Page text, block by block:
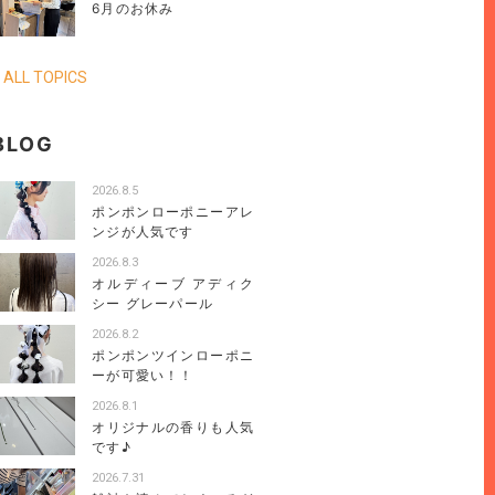
6月のお休み
ALL TOPICS
2026.8.5
ポンポンローポニーアレ
ンジが人気です
2026.8.3
オルディーブ アディク
シー グレーパール
2026.8.2
ポンポンツインローポニ
ーが可愛い！！
2026.8.1
オリジナルの香りも人気
です♪
2026.7.31